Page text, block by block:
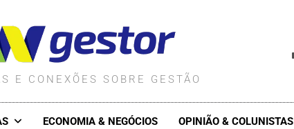
E CONEXÕES SOBRE GESTÃO
ECONOMIA & NEGÓCIOS OPINIÃO & COLUNISTAS